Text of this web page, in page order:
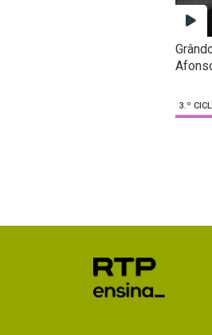
3.º